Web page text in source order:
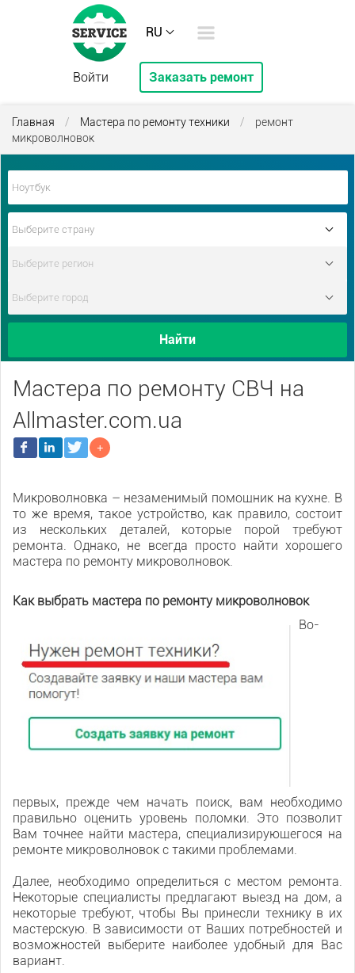
RU
Войти Заказать ремонт
Главная / Мастера по ремонту техники /
ремонт
микроволновок
Найти
Мастера по ремонту СВЧ на
Allmaster.com.ua
Микроволновка – незаменимый помощник на кухне. В
то же время, такое устройство, как правило, состоит
из нескольких деталей, которые порой требуют
ремонта. Однако, не всегда просто найти хорошего
мастера по ремонту микроволновок.
Как выбрать мастера по ремонту микроволновок
Во-
первых, прежде чем начать поиск, вам необходимо
правильно оценить уровень поломки. Это позволит
Вам точнее найти мастера, специализирующегося на
ремонте микроволновок с такими проблемами.
Далее, необходимо определиться с местом ремонта.
Некоторые специалисты предлагают выезд на дом, а
некоторые требуют, чтобы Вы принесли технику в их
мастерскую. В зависимости от Ваших потребностей и
возможностей выберите наиболее удобный для Вас
вариант.